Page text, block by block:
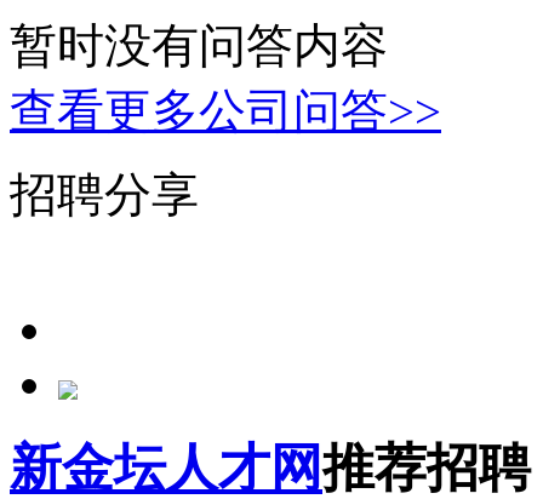
暂时没有问答内容
查看更多公司问答>>
招聘分享
新金坛人才网推荐招聘